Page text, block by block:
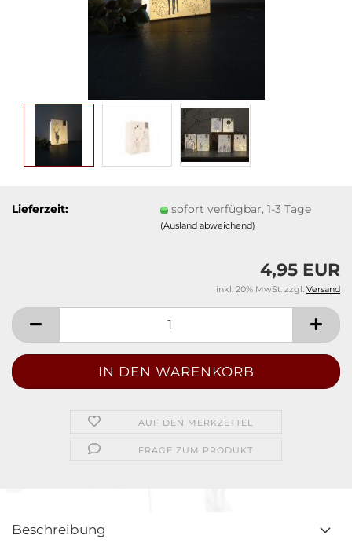
Lieferzeit: sofort verfügbar, 1-3 Tage
(Ausland abweichend)
4,95 EUR
inkl. 20% MwSt. zzgl. Versand
AUF DEN MERKZETTEL
FRAGE ZUM PRODUKT
Beschreibung